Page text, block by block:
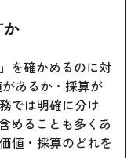
か
を確かめるのに対
あるか・採算が
では明確に分け
めることも多くあ
値・採算のどれを